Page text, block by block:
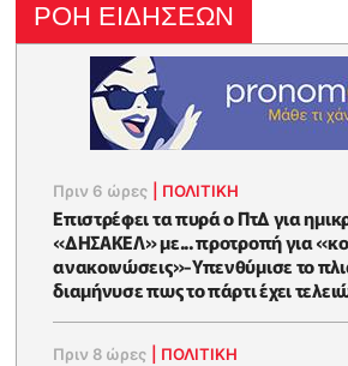
ΡΟΗ ΕΙΔΗΣΕΩΝ
Πριν 6 ώρες ΠΟΛΙΤΙΚΗ
Επιστρέφει τα πυρά ο ΠτΔ για
«ΔΗΣΑΚΕΛ» με... προτροπή για
ανακοινώσεις»-Υπενθύμισε το
διαμήνυσε πως το πάρτι έχει
Πριν 8 ώρες ΠΟΛΙΤΙΚΗ